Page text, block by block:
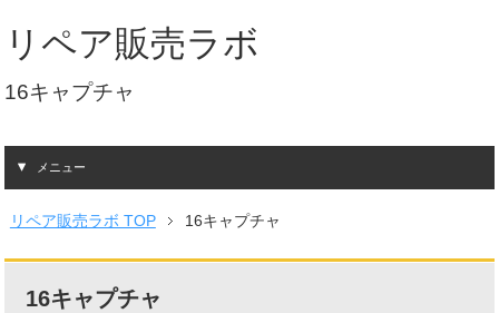
リペア販売ラボ
16キャプチャ
メニュー
リペア販売ラボ TOP 16キャプチャ
16キャプチャ